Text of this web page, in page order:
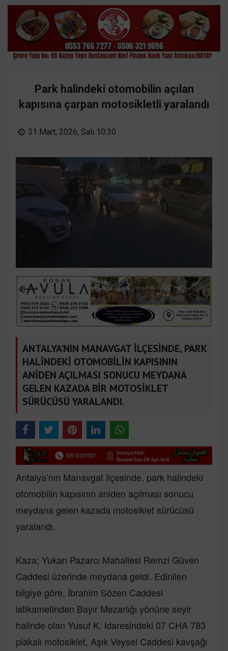
Park halindeki otomobilin açılan
kapısına çarpan motosikletli yaralandı
31 Mart, 2026, Salı 10:30
ANTALYA’NIN MANAVGAT İLÇESİNDE, PARK
HALİNDEKİ OTOMOBİLİN KAPISININ
ANİDEN AÇILMASI SONUCU MEYDANA
GELEN KAZADA BİR MOTOSİKLET
SÜRÜCÜSÜ YARALANDI.
Antalya’nın Manavgat ilçesinde, park halindeki
otomobilin kapısının aniden açılması sonucu
meydana gelen kazada motosiklet sürücüsü
yaralandı.
Kaza; Yukarı Pazarcı Mahallesi Remzi Güven
Caddesi üzerinde meydana geldi. Edinilen
bilgiye göre, İbrahim Sözen Caddesi
istikametinden Bayır Mezarlığı yönüne seyir
halinde olan Yusuf K. idaresindeki 07 CHA 783
plakalı motosiklet, Aşık Veysel Caddesi kavşağı